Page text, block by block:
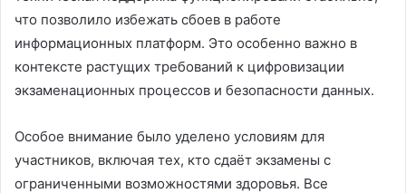
что позволило избежать сбоев в работе
информационных платформ. Это особенно важно в
контексте растущих требований к цифровизации
экзаменационных процессов и безопасности данных.
Особое внимание было уделено условиям для
участников, включая тех, кто сдаёт экзамены с
ограниченными возможностями здоровья. Все